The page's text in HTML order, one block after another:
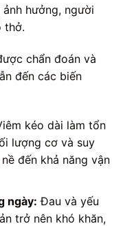
hưởng, người
thở.
chẩn đoán và
đến các biến
kéo dài làm tổn
lượng cơ và suy
đến khả năng vận
ngày: Đau và yếu
trở nên khó khăn,